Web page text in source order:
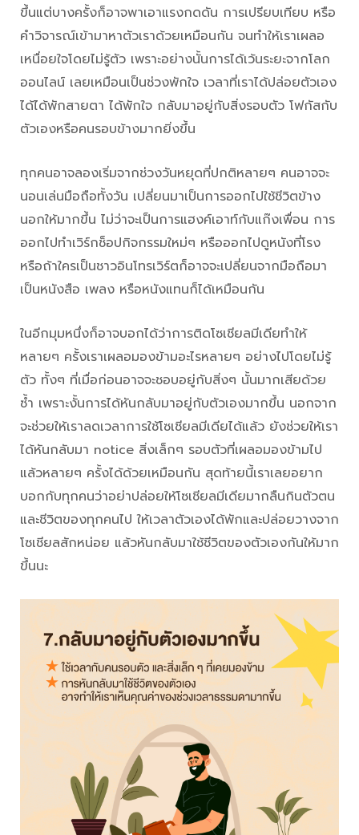
ขึ้นแต่บางครั้งก็อาจพาเอาแรงกดดัน การเปรียบเทียบ หรือ
คำวิจารณ์เข้ามาหาตัวเราด้วยเหมือนกัน จนทำให้เราเผลอ
เหนื่อยใจโดยไม่รู้ตัว เพราะอย่างนั้นการได้เว้นระยะจากโลก
ออนไลน์ เลยเหมือนเป็นช่วงพักใจ เวลาที่เราได้ปล่อยตัวเอง
ได้ได้พักสายตา ได้พักใจ กลับมาอยู่กับสิ่งรอบตัว โฟกัสกับ
ตัวเองหรือคนรอบข้างมากยิ่งขึ้น
ทุกคนอาจลองเริ่มจากช่วงวันหยุดที่ปกติหลายๆ คนอาจจะ
นอนเล่นมือถือทั้งวัน เปลี่ยนมาเป็นการออกไปใช้ชีวิตข้าง
นอกให้มากขึ้น ไม่ว่าจะเป็นการแฮงค์เอาท์กับแก๊งเพื่อน การ
ออกไปทำเวิร์กช็อปกิจกรรมใหม่ๆ หรือออกไปดูหนังที่โรง
หรือถ้าใครเป็นชาวอินโทรเวิร์ตก็อาจจะเปลี่ยนจากมือถือมา
เป็นหนังสือ เพลง หรือหนังแทนก็ได้เหมือนกัน
ในอีกมุมหนึ่งก็อาจบอกได้ว่าการติดโซเชียลมีเดียทำให้
หลายๆ ครั้งเราเผลอมองข้ามอะไรหลายๆ อย่างไปโดยไม่รู้
ตัว ทั้งๆ ที่เมื่อก่อนอาจจะชอบอยู่กับสิ่งๆ นั้นมากเสียด้วย
ซ้ำ เพราะงั้นการได้หันกลับมาอยู่กับตัวเองมากขึ้น นอกจาก
จะช่วยให้เราลดเวลาการใช้โซเชียลมีเดียได้แล้ว ยังช่วยให้เรา
ได้หันกลับมา notice สิ่งเล็กๆ รอบตัวที่เผลอมองข้ามไป
แล้วหลายๆ ครั้งได้ด้วยเหมือนกัน สุดท้ายนี้เราเลยอยาก
บอกกับทุกคนว่าอย่าปล่อยให้โซเชียลมีเดียมากลืนกินตัวตน
และชีวิตของทุกคนไป ให้เวลาตัวเองได้พักและปล่อยวางจาก
โซเชียลสักหน่อย แล้วหันกลับมาใช้ชีวิตของตัวเองกันให้มาก
ขึ้นนะ